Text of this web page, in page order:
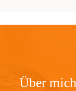
Über mich